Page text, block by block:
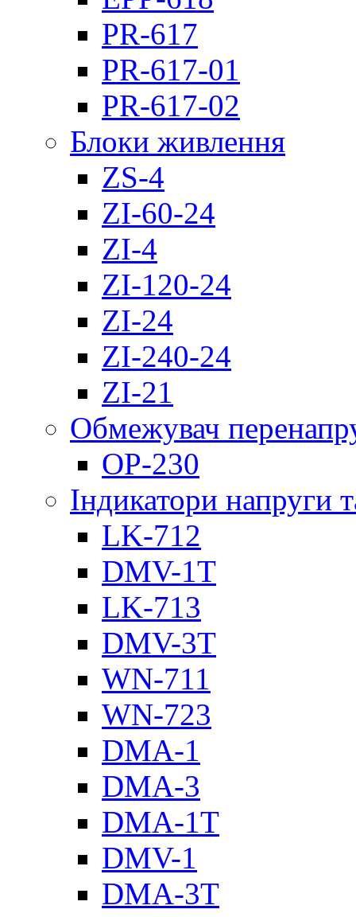
PR-617
PR-617-01
PR-617-02
Блоки живлення
ZS-4
ZI-60-24
ZI-4
ZI-120-24
ZI-24
ZI-240-24
ZI-21
Обмежувач
OP-230
Індикатори напруги
LK-712
DMV-1T
LK-713
DMV-3T
WN-711
WN-723
DMA-1
DMA-3
DMA-1T
DMV-1
DMА-3T